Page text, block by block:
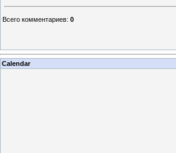
Всего комментариев: 0
Calendar